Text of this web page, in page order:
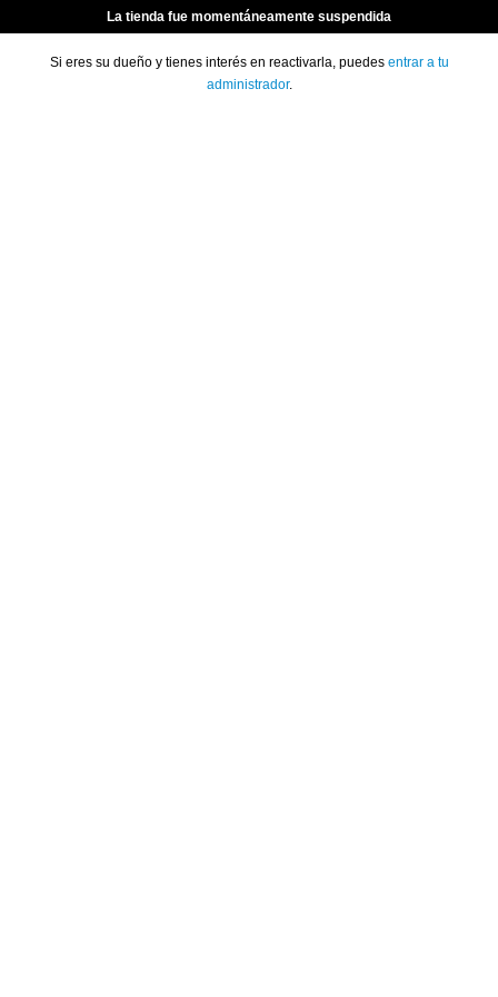
La tienda fue momentáneamente suspendida
Si eres su dueño y tienes interés en reactivarla, puedes entrar a tu
administrador.